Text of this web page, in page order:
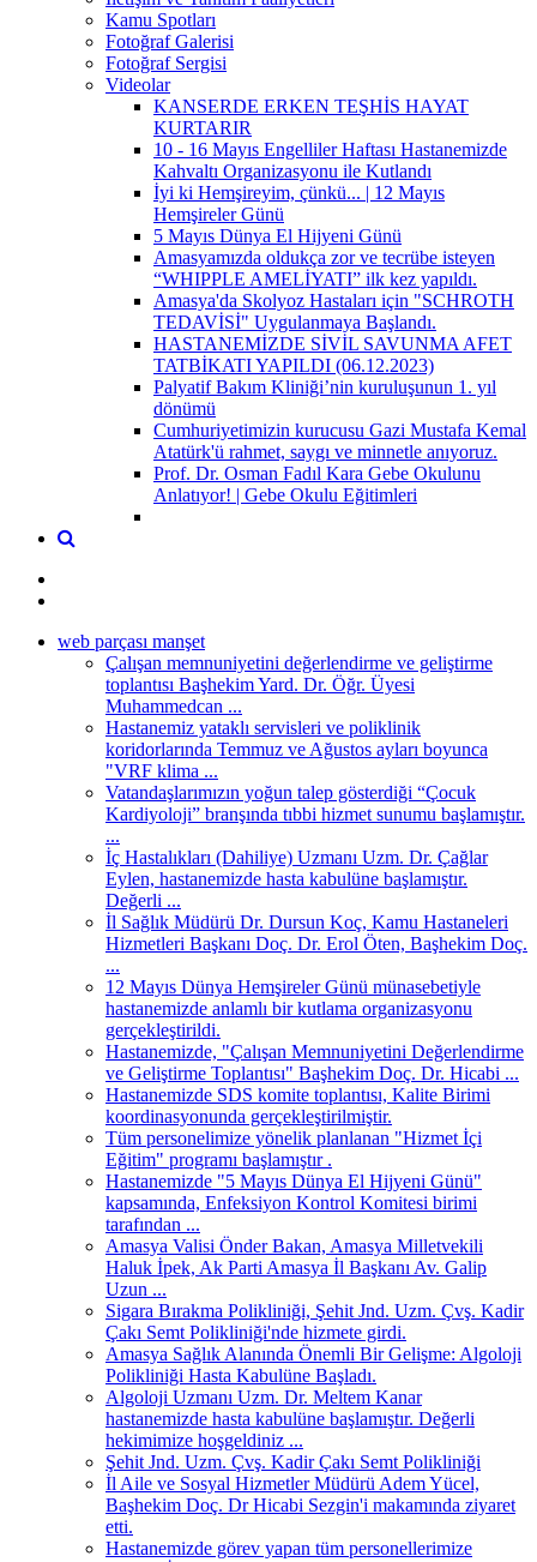
Kamu Spotları
Fotoğraf Galerisi
Fotoğraf Sergisi
Videolar
KANSERDE ERKEN TEŞHİS HAYAT
KURTARIR
10 - 16 Mayıs Engelliler Haftası Hastanemizde
Kahvaltı Organizasyonu ile Kutlandı
İyi ki Hemşireyim, çünkü... | 12 Mayıs
Hemşireler Günü
5 Mayıs Dünya El Hijyeni Günü
Amasyamızda oldukça zor ve tecrübe isteyen
“WHIPPLE AMELİYATI” ilk kez yapıldı.
Amasya'da Skolyoz Hastaları için "SCHROTH
TEDAVİSİ" Uygulanmaya Başlandı.
HASTANEMİZDE SİVİL SAVUNMA AFET
TATBİKATI YAPILDI (06.12.2023)
Palyatif Bakım Kliniği’nin kuruluşunun 1. yıl
dönümü
Cumhuriyetimizin kurucusu Gazi Mustafa Kemal
Atatürk'ü rahmet, saygı ve minnetle anıyoruz.
Prof. Dr. Osman Fadıl Kara Gebe Okulunu
Anlatıyor! | Gebe Okulu Eğitimleri
web parçası manşet
Çalışan memnuniyetini değerlendirme ve geliştirme
toplantısı Başhekim Yard. Dr. Öğr. Üyesi
Muhammedcan ...
Hastanemiz yataklı servisleri ve poliklinik
koridorlarında Temmuz ve Ağustos ayları boyunca
"VRF klima ...
Vatandaşlarımızın yoğun talep gösterdiği “Çocuk
Kardiyoloji” branşında tıbbi hizmet sunumu başlamıştır.
...
İç Hastalıkları (Dahiliye) Uzmanı Uzm. Dr. Çağlar
Eylen, hastanemizde hasta kabulüne başlamıştır.
Değerli ...
İl Sağlık Müdürü Dr. Dursun Koç, Kamu Hastaneleri
Hizmetleri Başkanı Doç. Dr. Erol Öten, Başhekim Doç.
...
12 Mayıs Dünya Hemşireler Günü münasebetiyle
hastanemizde anlamlı bir kutlama organizasyonu
gerçekleştirildi.
Hastanemizde, "Çalışan Memnuniyetini Değerlendirme
ve Geliştirme Toplantısı" Başhekim Doç. Dr. Hicabi ...
Hastanemizde SDS komite toplantısı, Kalite Birimi
koordinasyonunda gerçekleştirilmiştir.
Tüm personelimize yönelik planlanan "Hizmet İçi
Eğitim" programı başlamıştır .
Hastanemizde "5 Mayıs Dünya El Hijyeni Günü"
kapsamında, Enfeksiyon Kontrol Komitesi birimi
tarafından ...
Amasya Valisi Önder Bakan, Amasya Milletvekili
Haluk İpek, Ak Parti Amasya İl Başkanı Av. Galip
Uzun ...
Sigara Bırakma Polikliniği, Şehit Jnd. Uzm. Çvş. Kadir
Çakı Semt Polikliniği'nde hizmete girdi.
Amasya Sağlık Alanında Önemli Bir Gelişme: Algoloji
Polikliniği Hasta Kabulüne Başladı.
Algoloji Uzmanı Uzm. Dr. Meltem Kanar
hastanemizde hasta kabulüne başlamıştır. Değerli
hekimimize hoşgeldiniz ...
Şehit Jnd. Uzm. Çvş. Kadir Çakı Semt Polikliniği
İl Aile ve Sosyal Hizmetler Müdürü Adem Yücel,
Başhekim Doç. Dr Hicabi Sezgin'i makamında ziyaret
etti.
Hastanemizde görev yapan tüm personellerimize